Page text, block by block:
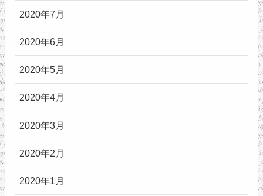
2020年7月
2020年6月
2020年5月
2020年4月
2020年3月
2020年2月
2020年1月